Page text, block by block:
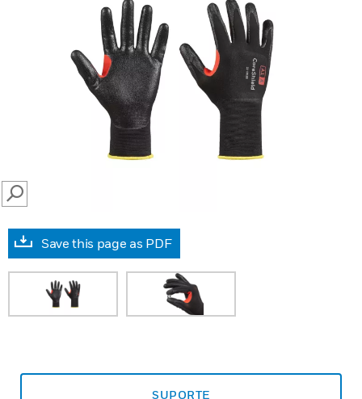
SEARCH
Save this page as PDF
SUPORTE